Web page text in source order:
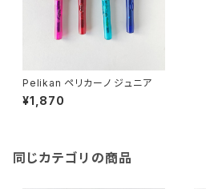
Pelikan ペリカーノ ジュニア
¥1,870
同じカテゴリの商品